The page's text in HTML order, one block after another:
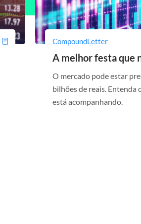
CompoundLetter
A melhor festa que
O mercado pode estar
bilhões de reais. Entenda
está acompanhando.